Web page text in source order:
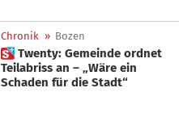
Chronik » Bozen
 Twenty: Gemeinde ordnet
Teilabriss an – „Wäre ein
Schaden für die Stadt“